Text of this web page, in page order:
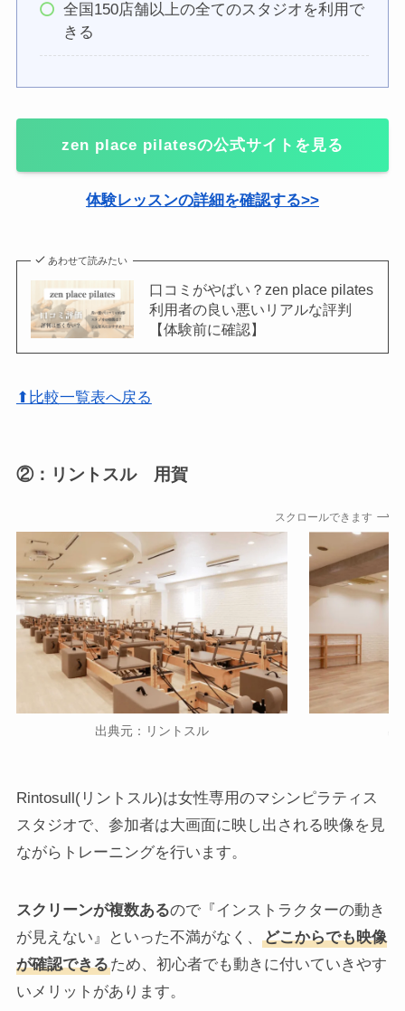
全国150店舗以上の全てのスタジオを利用で
きる
zen place pilatesの公式サイトを見る
体験レッスンの詳細を確認する>>
あわせて読みたい
口コミがやばい？zen place pilates
利用者の良い悪いリアルな評判
【体験前に確認】
⬆比較一覧表へ戻る
②：リントスル 用賀
スクロールできます
出典元：リントスル
Rintosull(リントスル)は女性専用のマシンピラティス
スタジオで、参加者は大画面に映し出される映像を見
ながらトレーニングを行います。
スクリーンが複数あるので『インストラクターの動き
が見えない』といった不満がなく、
どこからでも映像
が確認できるため、初心者でも動きに付いていきやす
いメリットがあります。